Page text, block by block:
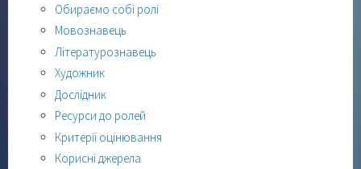
Обираємо собі ролі
Мовознавець
Літературознавець
Художник
Дослідник
Ресурси до ролей
Критерії оцінювання
Корисні джерела